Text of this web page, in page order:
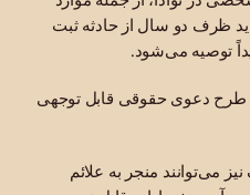
ظرف دو سال از حادثه ثبت
توصیه می‌شود.
طرح دعوی حقوقی قابل توجهی
می‌توانند منجر به علائم